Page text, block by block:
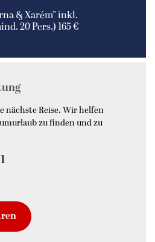
& Xarém” inkl.
20 Pers.) 165 €
nächste Reise. Wir helfen
zu finden und zu